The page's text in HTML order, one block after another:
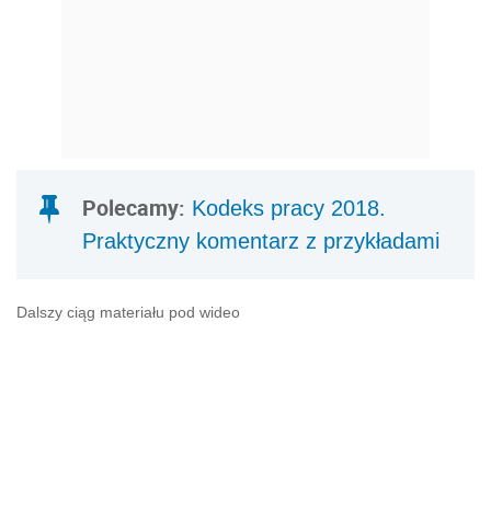
Polecamy: Kodeks pracy 2018.
Praktyczny komentarz z przykładami
Dalszy ciąg materiału pod wideo